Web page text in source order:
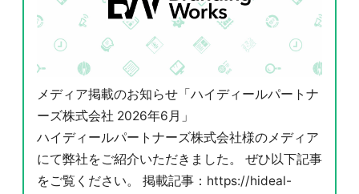
メディア掲載のお知らせ「ハイディールパートナ
ーズ株式会社 2026年6月」
ハイディールパートナーズ株式会社様のメディア
にて弊社をご紹介いただきました。 ぜひ以下記事
をご覧ください。 掲載記事：https://hideal-